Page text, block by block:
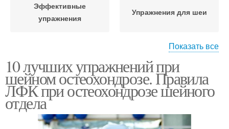
Эффективные
упражнения
Упражнения для шеи
шейного отдела
Упражнения для занятий
Показать все
10 лучших упражнений при
шейном остеохондрозе. Правила
ЛФК при остеохондрозе шейного
отдела